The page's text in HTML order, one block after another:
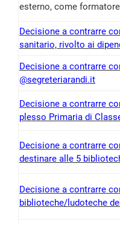
esterno, come formatore
Decisione a contrarre
sanitario, rivolto ai
Decisione a contrarre
@segreteriarandi.it
Decisione a contrarre
plesso Primaria di
Decisione a contrarre
destinare alle 5
Decisione a contrarre
biblioteche/ludoteche